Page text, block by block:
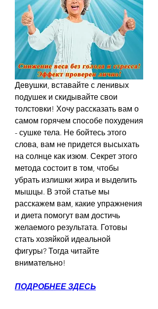
Девушки, вставайте с ленивых
подушек и скидывайте свои
толстовки! Хочу рассказать вам о
самом горячем способе похудения
- сушке тела. Не бойтесь этого
слова, вам не придется высыхать
на солнце как изюм. Секрет этого
метода состоит в том, чтобы
убрать излишки жира и выделить
мышцы. В этой статье мы
расскажем вам, какие упражнения
и диета помогут вам достичь
желаемого результата. Готовы
стать хозяйкой идеальной
фигуры? Тогда читайте
внимательно!
ПОДРОБНЕЕ ЗДЕСЬ